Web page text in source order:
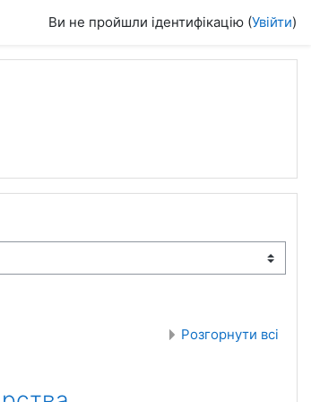
Ви не пройшли ідентифікацію (Увійти)
Розгорнути всі